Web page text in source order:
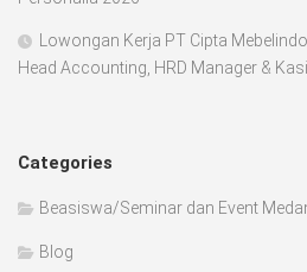
Lowongan Kerja PT Cipta
Head Accounting, HRD Manager &
Categories
Beasiswa/Seminar dan Event
Blog